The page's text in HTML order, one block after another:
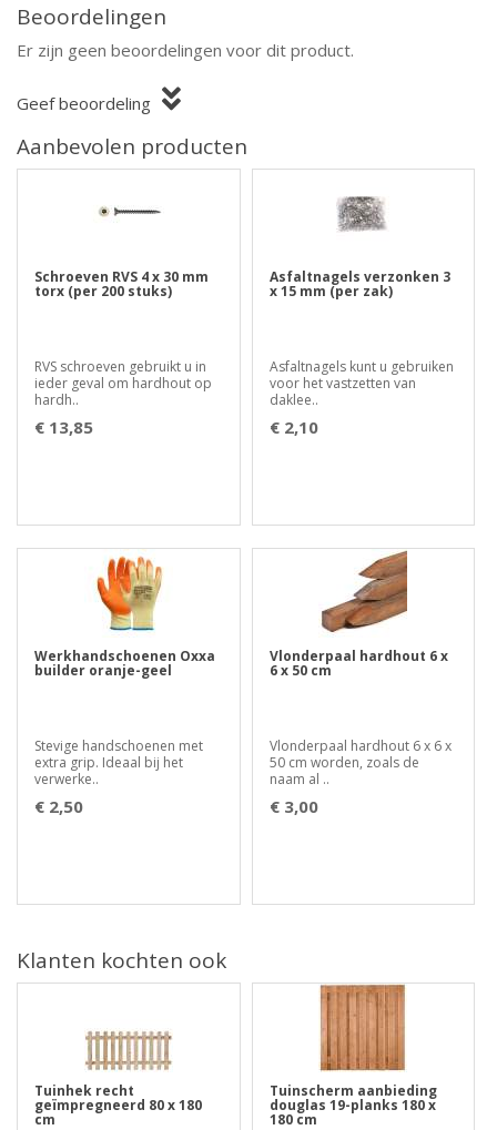
Beoordelingen
Er zijn geen beoordelingen voor dit product.
Geef beoordeling
Aanbevolen producten
Schroeven RVS 4 x 30 mm
torx (per 200 stuks)
RVS schroeven gebruikt u in
ieder geval om hardhout op
hardh..
€ 13,85
Asfaltnagels verzonken 3
x 15 mm (per zak)
Asfaltnagels kunt u gebruiken
voor het vastzetten van
daklee..
€ 2,10
Werkhandschoenen Oxxa
builder oranje-geel
Stevige handschoenen met
extra grip. Ideaal bij het
verwerke..
€ 2,50
Vlonderpaal hardhout 6 x
6 x 50 cm
Vlonderpaal hardhout 6 x 6 x
50 cm worden, zoals de
naam al ..
€ 3,00
Klanten kochten ook
Tuinhek recht
geïmpregneerd 80 x 180
cm
Tuinscherm aanbieding
douglas 19-planks 180 x
180 cm